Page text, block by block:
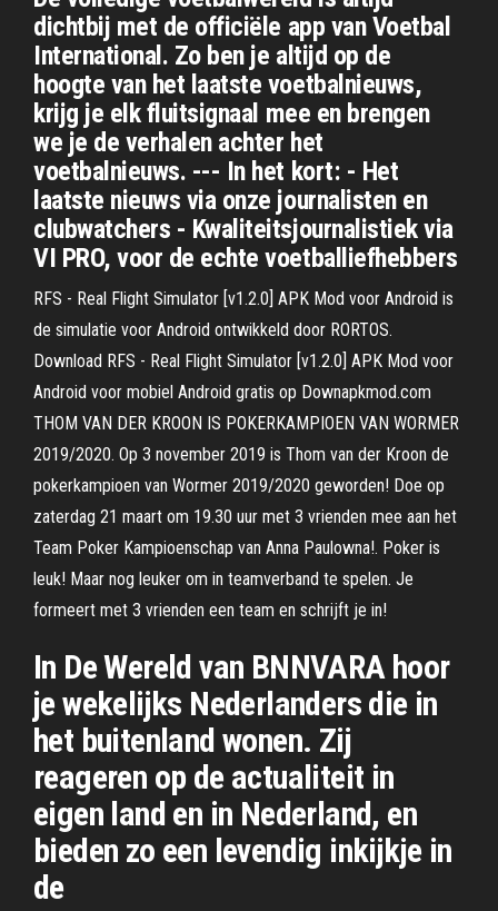
dichtbij met de officiële app van Voetbal
International. Zo ben je altijd op de
hoogte van het laatste voetbalnieuws,
krijg je elk fluitsignaal mee en brengen
we je de verhalen achter het
voetbalnieuws. --- In het kort: - Het
laatste nieuws via onze journalisten en
clubwatchers - Kwaliteitsjournalistiek via
VI PRO, voor de echte voetballiefhebbers
RFS - Real Flight Simulator [v1.2.0] APK Mod voor Android is
de simulatie voor Android ontwikkeld door RORTOS.
Download RFS - Real Flight Simulator [v1.2.0] APK Mod voor
Android voor mobiel Android gratis op Downapkmod.com
THOM VAN DER KROON IS POKERKAMPIOEN VAN WORMER
2019/2020. Op 3 november 2019 is Thom van der Kroon de
pokerkampioen van Wormer 2019/2020 geworden! Doe op
zaterdag 21 maart om 19.30 uur met 3 vrienden mee aan het
Team Poker Kampioenschap van Anna Paulowna!. Poker is
leuk! Maar nog leuker om in teamverband te spelen. Je
formeert met 3 vrienden een team en schrijft je in!
In De Wereld van BNNVARA hoor
je wekelijks Nederlanders die in
het buitenland wonen. Zij
reageren op de actualiteit in
eigen land en in Nederland, en
bieden zo een levendig inkijkje in
de